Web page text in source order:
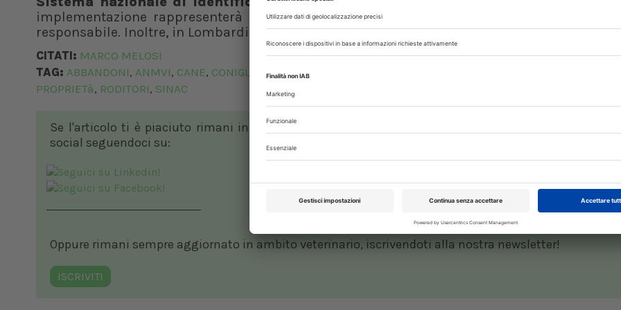
implementazione rappresenterà un deterrente e al tempo stesso un rafforzamento del
responsabile. Inoltre, in Lombardia e Puglia, anche lamicrochippatura del gattoè
CITATI: MARCO MELOSI
TAG: ABBANDONI, ANMVI, CANE, CONIGLIO ,GATTO,LOMBARDIA
PROPRIETà, RODITORI, SINAC
Se l'articolo ti è piaciuto rimani in contatto con noi sui nostri canali
social seguendoci su:
Oppure rimani sempre aggiornato in ambito veterinario, iscrivendoti alla nostra newsletter!
ISCRIVITI